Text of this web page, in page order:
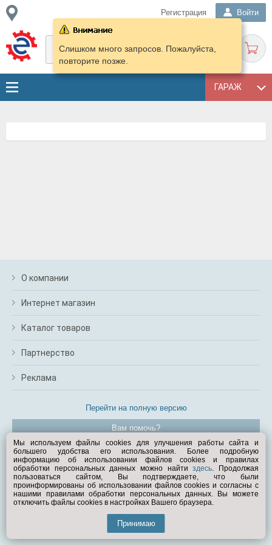
Регистрация Войти
ГАРАЖ
Слишком много запросов. Пожалуйста,
повторите позже.
О компании
Интернет магазин
Каталог товаров
Партнерство
Реклама
Перейти на полную версию
Вам помочь?
© Exist.ru 1998—2026
Мы используем файлы cookies для улучшения работы сайта и
большего удобства его использования. Более подробную
информацию об использовании файлов cookies и правилах
обработки персональных данных можно найтиздесь. Продолжая
пользоваться сайтом, Вы подтверждаете, что были
проинформированы об использовании файлов cookies и согласны с
нашими правилами обработки персональных данных. Вы можете
отключить файлы cookies в настройках Вашего браузера.
Принимаю